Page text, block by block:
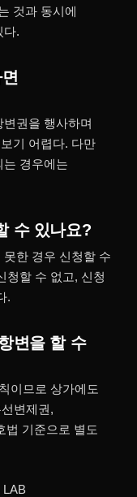
것과 동시에
다.
권을 행사하며
기 어렵다. 다만
는 경우에는
수 있나요?
한 경우 신청할 수
청할 수 없고, 신청
.
변을 할 수
이므로 상가에도
변제권,
법 기준으로 별도
LAB